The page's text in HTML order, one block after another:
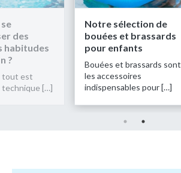
des
habitudes
?
tout est
[…]
Notre sélection de
bouées et brassards
pour enfants
Bouées et brassards sont
les accessoires
indispensables pour […]